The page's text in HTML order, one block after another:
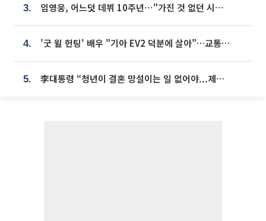
3. 임영웅, 어느덧 데뷔 10주년⋯"가진 것 없던 시절, 내 앞엔 20명의 팬뿐"
4. '굿 윌 헌팅' 배우 "기아 EV2 덕분에 살아"…교통사고 후 안전성 극찬
5. 李대통령 “청년이 결혼 망설이는 일 없어야...제도상 불이익 조사”